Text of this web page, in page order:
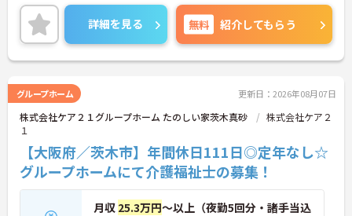
根付いています。
ご興味のある方には、面接対策ポイントなど、さら
に詳細をご案内しますのでお気軽にご相談くださ
い！
詳細を見る 無料 紹介してもらう
グループホーム 更新日：2026年08月07日
株式会社ケア２１グループホーム たのしい家茨木真砂
株式会社ケア２
１
【大阪府／茨木市】年間休日111日◎定年なし☆
グループホームにて介護福祉士の募集！
月収 25.3万円～以上（夜勤5回分・諸手当込